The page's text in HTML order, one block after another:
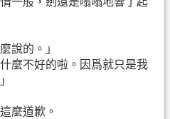
說的。」
麼不好的啦。因爲就只是我
麼道歉。